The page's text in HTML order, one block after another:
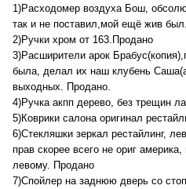
1)Расходомер воздуха Бош,
так и не поставил,мой ещё жив
2)Ручки хром от 163.Продано
3)Расширители арок
была, делал их наш клубень
выходных. Продано.
4)Ручка акпп дерево, без трещин
5)Коврики салона оригинал
6)Стекляшки зеркал рестайлинг,
прав скорее всего не ориг
левому. Продано
7)Спойлер на заднюю дверь со